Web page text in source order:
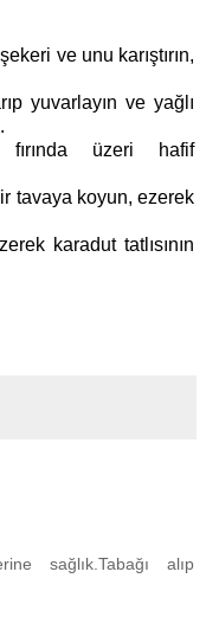
ve unu karıştırın,
yuvarlayın ve yağlı
fırında üzeri hafif
tavaya koyun, ezerek
karadut tatlısının
sağlık.Tabağı alıp